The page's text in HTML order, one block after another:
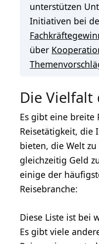
unterstützen
Initiativen bei
über
Die Vielfalt
Es gibt eine breite
Reisetätigkeit, die
bieten, die Welt
gleichzeitig Geld
einige der
Reisebranche:
Diese Liste ist bei
Es gibt viele